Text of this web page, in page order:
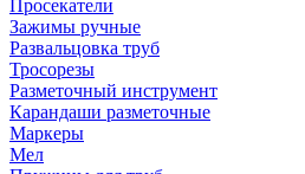
Просекатели
Зажимы ручные
Развальцовка труб
Тросорезы
Разметочный инструмент
Карандаши разметочные
Маркеры
Мел